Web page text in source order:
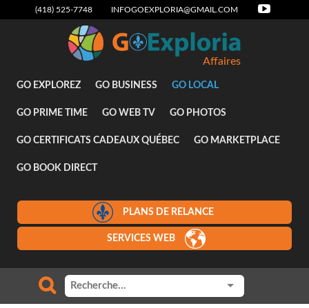
(418) 525-7748 INFOGOEXPLORIA@GMAIL.COM
Affaires
GO EXPLOREZ GO BUSINESS GO LOCAL
GO PRIME TIME GO WEB TV GO PHOTOS
GO CERTIFICATS CADEAUX QUÉBEC GO MARKETPLACE
GO BOOK DIRECT
PLANS DE RELANCE
SERVICES WEB